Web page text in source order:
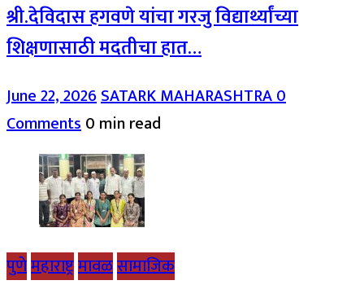
श्री.देविदास हगवणे यांचा गरजु विद्यार्थ्यांच्या
शिक्षणासाठी मदतीचा हात…
June 22, 2026SATARK MAHARASHTRA0
Comments0 min read
पुणेमहाराष्ट्रमावळसामाजिक